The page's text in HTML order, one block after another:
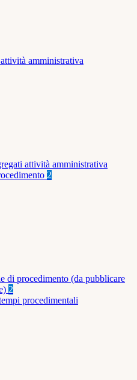
amministrativa
attività amministrativa
2
di procedimento (da pubblicare
2
procedimentali